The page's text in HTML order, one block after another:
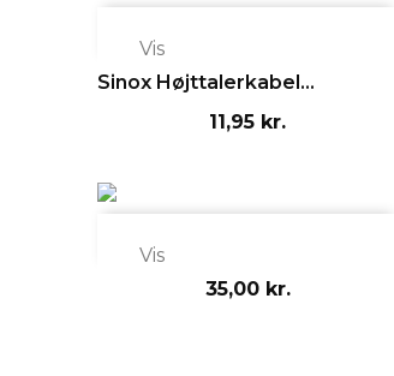
Vis
Sinox Højttalerkabel...
11,95 kr.
Vis
35,00 kr.